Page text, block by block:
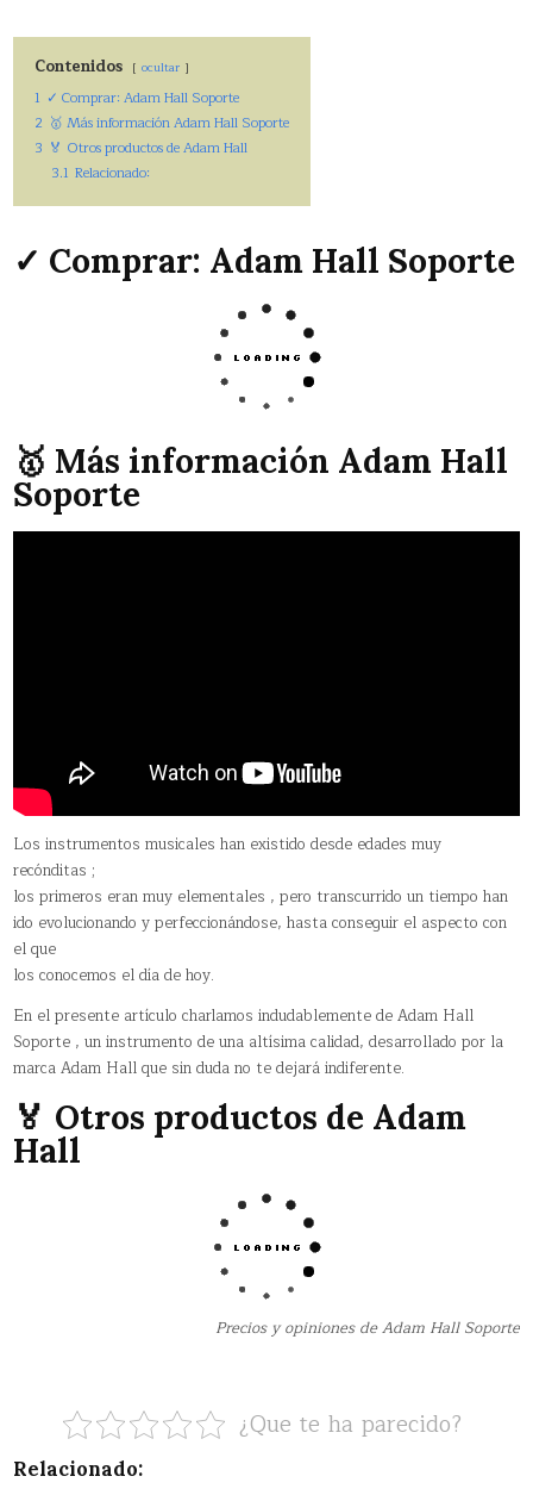
Contenidos ocultar
1 ✓ Comprar: Adam Hall Soporte
2 🥇 Más información Adam Hall Soporte
3 🏅 Otros productos de Adam Hall
3.1 Relacionado:
✓ Comprar: Adam Hall Soporte
🥇 Más información Adam Hall
Soporte
Los instrumentos musicales han existido desde edades muy
recónditas ;
los primeros eran muy elementales , pero transcurrido un tiempo han
ido evolucionando y perfeccionándose, hasta conseguir el aspecto con
el que
los conocemos el día de hoy.
En el presente artículo charlamos indudablemente de Adam Hall
Soporte , un instrumento de una altísima calidad, desarrollado por la
marca Adam Hall que sin duda no te dejará indiferente.
🏅 Otros productos de Adam
Hall
Precios y opiniones de Adam Hall Soporte
¿Que te ha parecido?
Relacionado: